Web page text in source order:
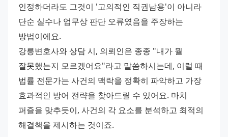
인정하더라도 그것이 '고의적인 직권남용'이 아니라
단순 실수나 업무상 판단 오류였음을 주장하는
방법이에요.
강릉변호사와 상담 시, 의뢰인은 종종 "내가 뭘
잘못했는지 모르겠어요"라고 말씀하시는데, 이럴 때
법률 전문가는 사건의 맥락을 정확히 파악하고 가장
효과적인 방어 전략을 찾아드릴 수 있어요. 마치
퍼즐을 맞추듯이, 사건의 각 요소를 분석하고 최적의
해결책을 제시하는 것이죠.